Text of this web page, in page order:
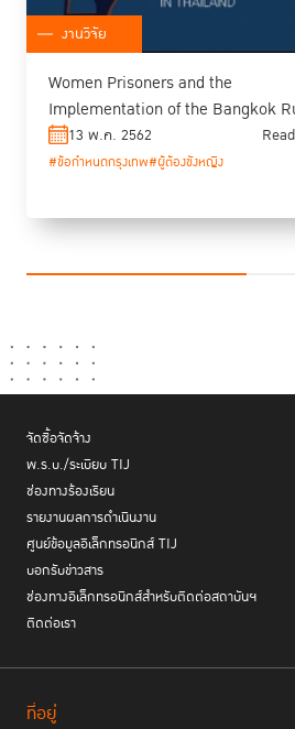
งานวิจัย
Women Prisoners and the
Implementation of the Bangkok
Thailand
13 พ.ค. 2562
#ข้อกำหนดกรุงเทพ#ผู้ต้องขังหญิง
จัดซื้อจัดจ้าง
พ.ร.บ./ระเบียบ TIJ
ช่องทางร้องเรียน
รายงานผลการดำเนินงาน
ศูนย์ข้อมูลอิเล็กทรอนิกส์ TIJ
บอกรับข่าวสาร
ช่องทางอิเล็กทรอนิกส์สำหรับติดต่อสถาบันฯ
ติดต่อเรา
ที่อยู่